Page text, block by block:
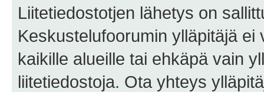
Liitetiedostotjen lähetys on
Keskustelufoorumin ylläpitäjä
kaikille alueille tai ehkäpä vain
liitetiedostoja. Ota yhteys